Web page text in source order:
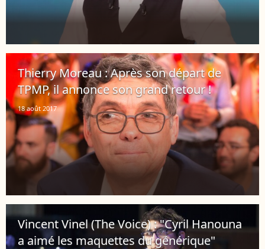
Thierry Moreau : Après son départ de
TPMP, il annonce son grand retour !
18 août 2017
Vincent Vinel (The Voice) : "Cyril Hanouna
a aimé les maquettes du générique"